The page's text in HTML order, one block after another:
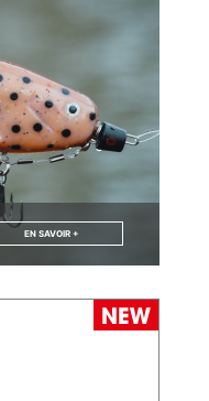
EN SAVOIR +